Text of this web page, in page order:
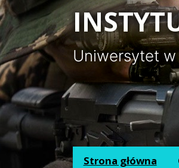
Panel zarządzania plikami cookies
Uniwersytet
Strona główna